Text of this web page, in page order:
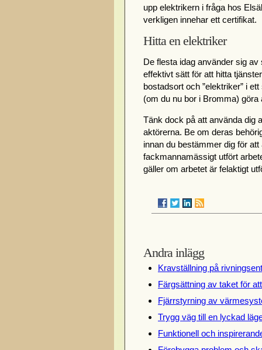
upp elektrikern i fråga hos
verkligen innehar ett certifikat.
Hitta en elektriker
De flesta idag använder sig
effektivt sätt för att hitta
bostadsort och ”elektriker” i
(om du nu bor i Bromma)
Tänk dock på att använda dig
aktörerna. Be om deras
innan du bestämmer dig för
fackmannamässigt utfört
gäller om arbetet är felaktigt
Andra inlägg
Kravställning på
Färgsättning av taket för
Fjärrstyrning av
Trygg väg till en lyckad
Funktionell och